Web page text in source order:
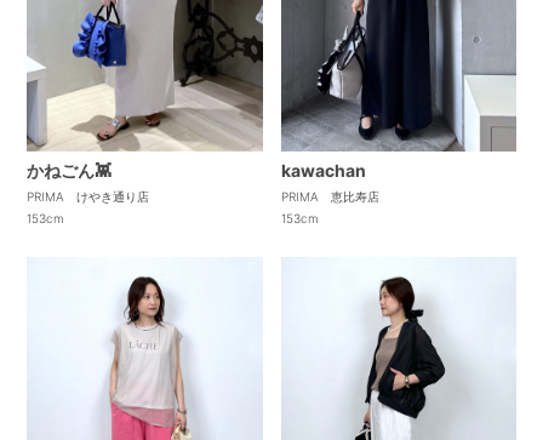
かねごん👾
PRIMA けやき通り店
153cm
kawachan
PRIMA 恵比寿店
153cm